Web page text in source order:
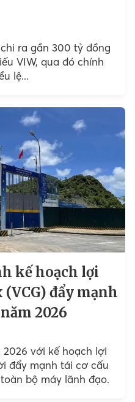
ra gần 300 tỷ đồng
VIW, qua đó chính
lệ...
kế hoạch lợi
đẩy mạnh
2026
với kế hoạch lợi
đẩy mạnh tái cơ cấu
bộ máy lãnh đạo.